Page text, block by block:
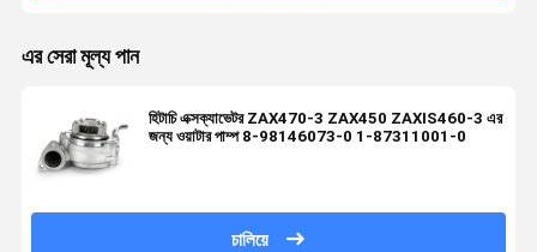
এর সেরা মূল্য পান
হিটাচি এক্সক্যাভেটর ZAX470-3 ZAX450 ZAXIS460-3 এর
জন্য ওয়াটার পাম্প 8-98146073-0 1-87311001-0
চালিয়ে